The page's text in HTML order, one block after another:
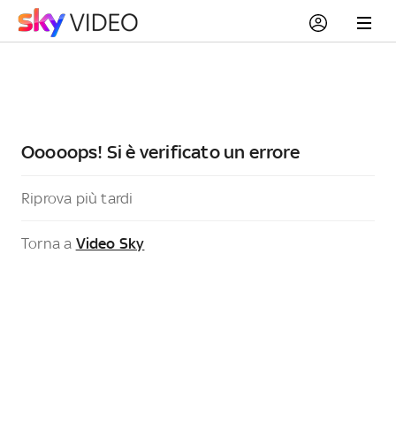
Ooooops! Si è verificato un errore
Riprova più tardi
Torna a Video Sky